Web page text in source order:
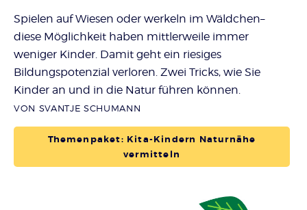
Spielen auf Wiesen oder werkeln im Wäldchen–
diese Möglichkeit haben mittlerweile immer
weniger Kinder. Damit geht ein riesiges
Bildungspotenzial verloren. Zwei Tricks, wie Sie
Kinder an und in die Natur führen können.
VON SVANTJE SCHUMANN
Themenpaket: Kita-Kindern Naturnähe
vermitteln